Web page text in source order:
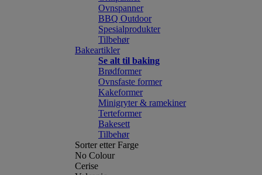
Ovnspanner
BBQ Outdoor
Spesialprodukter
Tilbehør
Bakeartikler
Se alt til baking
Brødformer
Ovnsfaste former
Kakeformer
Minigryter & ramekiner
Terteformer
Bakesett
Tilbehør
Sorter etter Farge
No Colour
Cerise